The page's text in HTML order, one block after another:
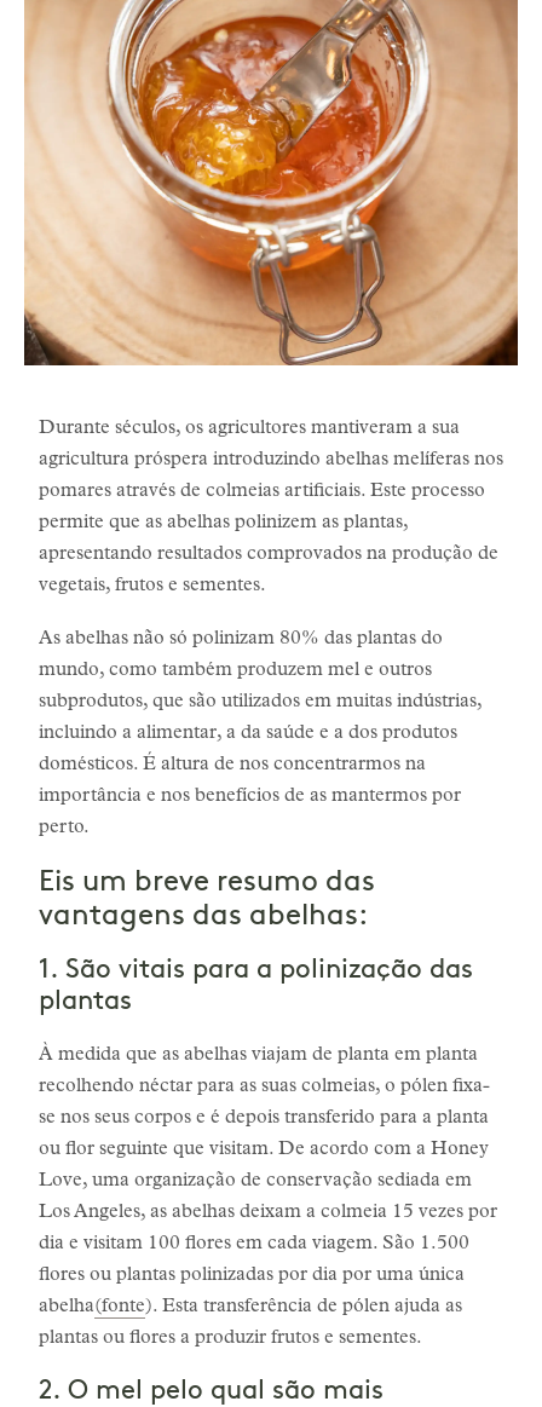
Durante séculos, os agricultores mantiveram a sua
agricultura próspera introduzindo abelhas melíferas nos
pomares através de colmeias artificiais. Este processo
permite que as abelhas polinizem as plantas,
apresentando resultados comprovados na produção de
vegetais, frutos e sementes.
As abelhas não só polinizam 80% das plantas do
mundo, como também produzem mel e outros
subprodutos, que são utilizados em muitas indústrias,
incluindo a alimentar, a da saúde e a dos produtos
domésticos. É altura de nos concentrarmos na
importância e nos benefícios de as mantermos por
perto.
Eis um breve resumo das
vantagens das abelhas:
1. São vitais para a polinização das
plantas
À medida que as abelhas viajam de planta em planta
recolhendo néctar para as suas colmeias, o pólen fixa-
se nos seus corpos e é depois transferido para a planta
ou flor seguinte que visitam. De acordo com a Honey
Love, uma organização de conservação sediada em
Los Angeles, as abelhas deixam a colmeia 15 vezes por
dia e visitam 100 flores em cada viagem. São 1.500
flores ou plantas polinizadas por dia por uma única
abelha(fonte). Esta transferência de pólen ajuda as
plantas ou flores a produzir frutos e sementes.
2. O mel pelo qual são mais